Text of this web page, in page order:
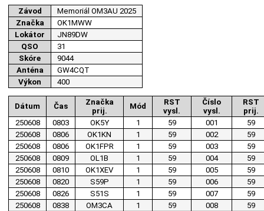
Závod
Memoriál OM3AU 2025
Značka
OK1MWW
Lokátor
JN89DW
QSO
31
Skóre
9044
Anténa
GW4CQT
Výkon
400
Dátum Čas
Značka
prij.
Mód
RST
vysl.
Číslo
vysl.
RST
prij.
250608
0803 OK5Y 1 59 001
59
250608
0806 OK1KN 1 59 002
59
250608
0806 OK1FPR 1 59 003
59
250608
0809 OL1B 1 59 004
59
250608
0810 OK1XEV 1 59 005
59
250608
0820 S59P 1 59 006
59
250608
0826 S51S 1 59 007
59
250608
0838 OM3CA 1 59 008
59